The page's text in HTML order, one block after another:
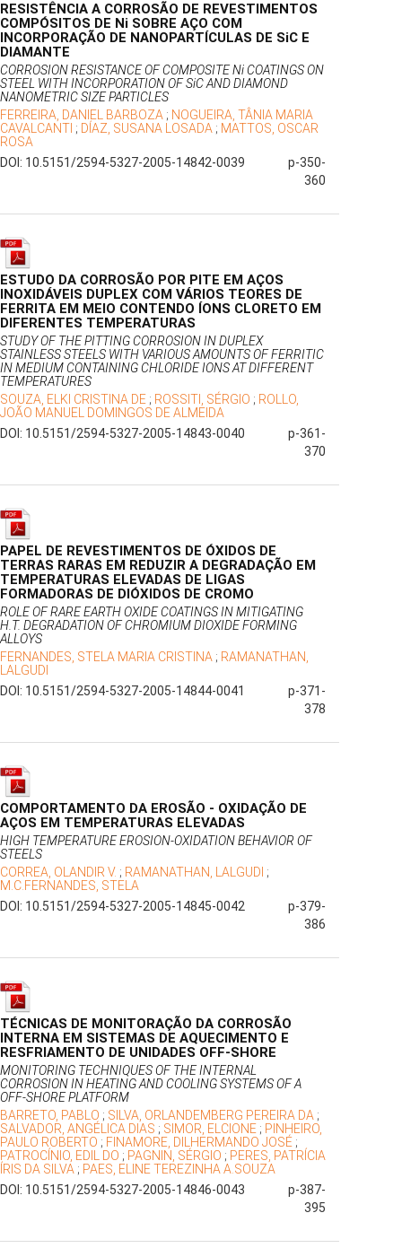
RESISTÊNCIA A CORROSÃO DE REVESTIMENTOS
COMPÓSITOS DE Ni SOBRE AÇO COM
INCORPORAÇÃO DE NANOPARTÍCULAS DE SiC E
DIAMANTE
CORROSION RESISTANCE OF COMPOSITE Ni COATINGS ON
STEEL WITH INCORPORATION OF SiC AND DIAMOND
NANOMETRIC SIZE PARTICLES
FERREIRA, DANIEL BARBOZA ; NOGUEIRA, TÂNIA MARIA
CAVALCANTI ; DÍAZ, SUSANA LOSADA ; MATTOS, OSCAR
ROSA
DOI: 10.5151/2594-5327-2005-14842-0039
p-350-
360
ESTUDO DA CORROSÃO POR PITE EM AÇOS
INOXIDÁVEIS DUPLEX COM VÁRIOS TEORES DE
FERRITA EM MEIO CONTENDO ÍONS CLORETO EM
DIFERENTES TEMPERATURAS
STUDY OF THE PITTING CORROSION IN DUPLEX
STAINLESS STEELS WITH VARIOUS AMOUNTS OF FERRITIC
IN MEDIUM CONTAINING CHLORIDE IONS AT DIFFERENT
TEMPERATURES
SOUZA, ELKI CRISTINA DE ; ROSSITI, SÉRGIO ; ROLLO,
JOÃO MANUEL DOMINGOS DE ALMEIDA
DOI: 10.5151/2594-5327-2005-14843-0040
p-361-
370
PAPEL DE REVESTIMENTOS DE ÓXIDOS DE
TERRAS RARAS EM REDUZIR A DEGRADAÇÃO EM
TEMPERATURAS ELEVADAS DE LIGAS
FORMADORAS DE DIÓXIDOS DE CROMO
ROLE OF RARE EARTH OXIDE COATINGS IN MITIGATING
H.T. DEGRADATION OF CHROMIUM DIOXIDE FORMING
ALLOYS
FERNANDES, STELA MARIA CRISTINA ; RAMANATHAN,
LALGUDI
DOI: 10.5151/2594-5327-2005-14844-0041
p-371-
378
COMPORTAMENTO DA EROSÃO - OXIDAÇÃO DE
AÇOS EM TEMPERATURAS ELEVADAS
HIGH TEMPERATURE EROSION-OXIDATION BEHAVIOR OF
STEELS
CORREA, OLANDIR V. ; RAMANATHAN, LALGUDI ;
M.C.FERNANDES, STELA
DOI: 10.5151/2594-5327-2005-14845-0042
p-379-
386
TÉCNICAS DE MONITORAÇÃO DA CORROSÃO
INTERNA EM SISTEMAS DE AQUECIMENTO E
RESFRIAMENTO DE UNIDADES OFF-SHORE
MONITORING TECHNIQUES OF THE INTERNAL
CORROSION IN HEATING AND COOLING SYSTEMS OF A
OFF-SHORE PLATFORM
BARRETO, PABLO ; SILVA, ORLANDEMBERG PEREIRA DA ;
SALVADOR, ANGÉLICA DIAS ; SIMOR, ELCIONE ; PINHEIRO,
PAULO ROBERTO ; FINAMORE, DILHERMANDO JOSÉ ;
PATROCÍNIO, EDIL DO ; PAGNIN, SÉRGIO ; PERES, PATRÍCIA
ÍRIS DA SILVA ; PAES, ELINE TEREZINHA A.SOUZA
DOI: 10.5151/2594-5327-2005-14846-0043
p-387-
395